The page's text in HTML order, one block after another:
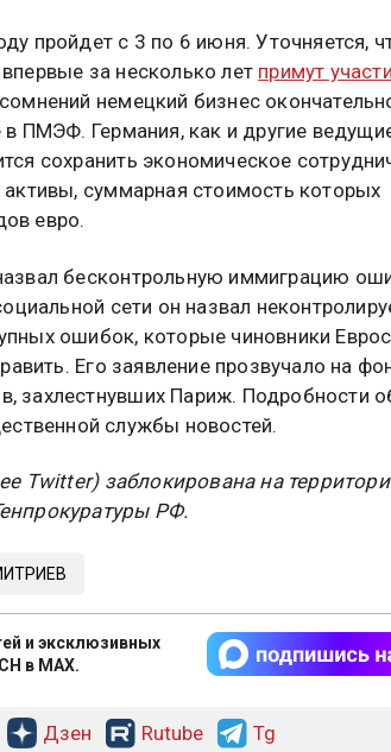
пройдет с 3 по 6 июня. Уточняется,
за несколько лет примут
немецкий бизнес
в ПМЭФ. Германия, как и другие
сохранить экономическое
суммарная стоимость которых
евро.
бесконтрольную иммиграцию
сети он назвал
ошибок, которые чиновники
Его заявление прозвучало на
захлестнувших Париж. Подробности
службы новостей.
Twitter) заблокирована на
РФ.
и эксклюзивных
в MAX.
Дзен Rutube Tg